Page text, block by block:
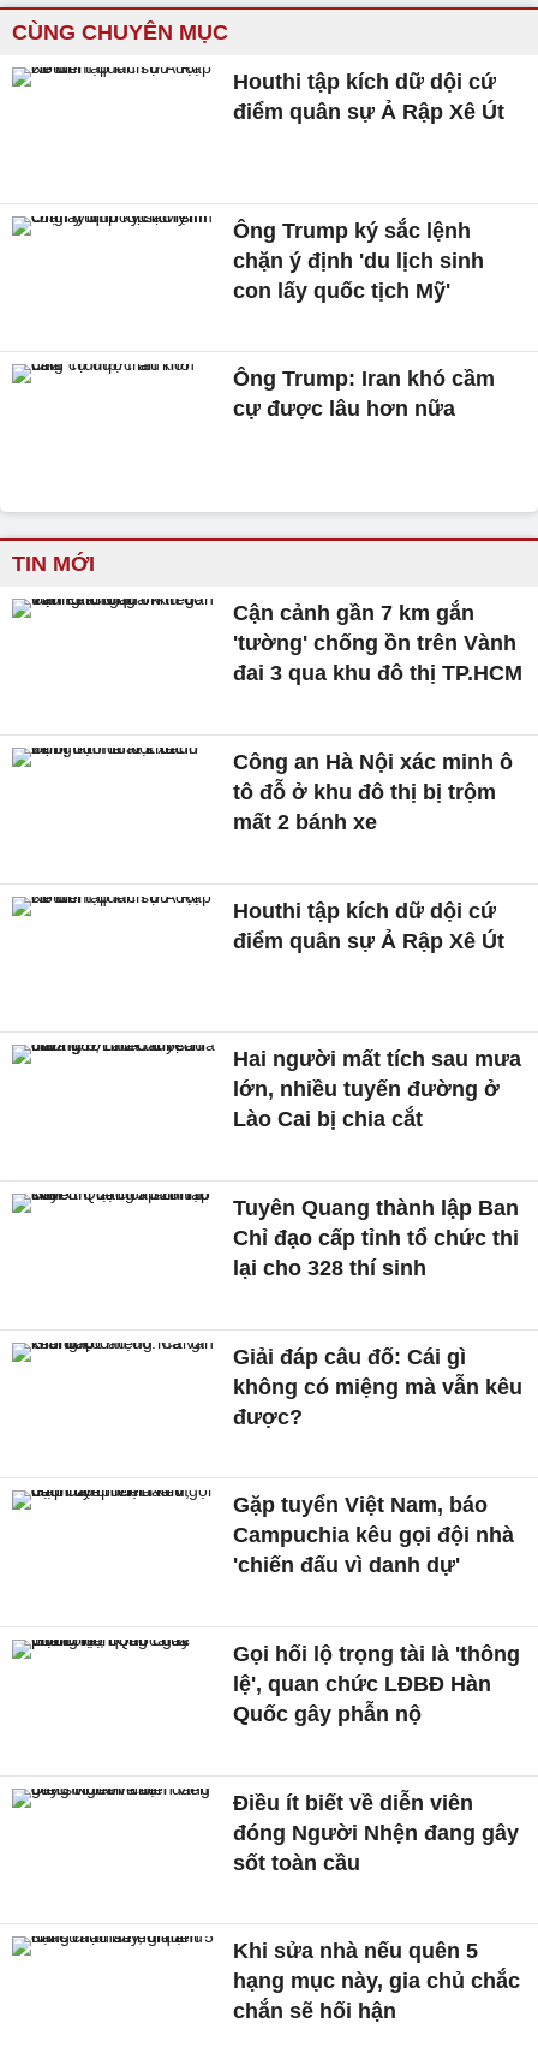
CÙNG CHUYÊN MỤC
Houthi tập kích dữ dội cứ
điểm quân sự Ả Rập Xê Út
Ông Trump ký sắc lệnh
chặn ý định 'du lịch sinh
con lấy quốc tịch Mỹ'
Ông Trump: Iran khó cầm
cự được lâu hơn nữa
TIN MỚI
Cận cảnh gần 7 km gắn
'tường' chống ồn trên Vành
đai 3 qua khu đô thị TP.HCM
Công an Hà Nội xác minh ô
tô đỗ ở khu đô thị bị trộm
mất 2 bánh xe
Houthi tập kích dữ dội cứ
điểm quân sự Ả Rập Xê Út
Hai người mất tích sau mưa
lớn, nhiều tuyến đường ở
Lào Cai bị chia cắt
Tuyên Quang thành lập Ban
Chỉ đạo cấp tỉnh tổ chức thi
lại cho 328 thí sinh
Giải đáp câu đố: Cái gì
không có miệng mà vẫn kêu
được?
Gặp tuyển Việt Nam, báo
Campuchia kêu gọi đội nhà
'chiến đấu vì danh dự'
Gọi hối lộ trọng tài là 'thông
lệ', quan chức LĐBĐ Hàn
Quốc gây phẫn nộ
Điều ít biết về diễn viên
đóng Người Nhện đang gây
sốt toàn cầu
Khi sửa nhà nếu quên 5
hạng mục này, gia chủ chắc
chắn sẽ hối hận